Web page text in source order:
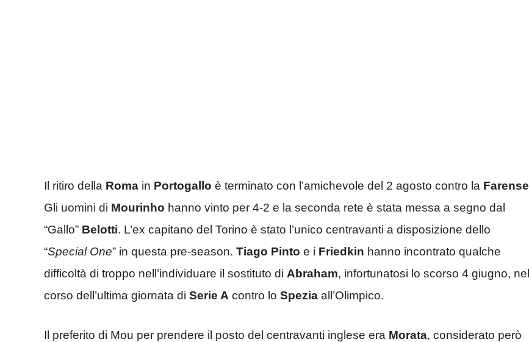
Il ritiro della Roma in Portogallo è terminato con l’amichevole del 2 agosto contro la Farense
Gli uomini di Mourinho hanno vinto per 4-2 e la seconda rete è stata messa a segno dal
“Gallo” Belotti. L’ex capitano del Torino è stato l’unico centravanti a disposizione dello
“Special One” in questa pre-season. Tiago Pinto e i Friedkin hanno incontrato qualche
difficoltà di troppo nell’individuare il sostituto di Abraham, infortunatosi lo scorso 4 giugno, nel
corso dell’ultima giornata di Serie A contro lo Spezia all’Olimpico.
Il preferito di Mou per prendere il posto del centravanti inglese era Morata, considerato però